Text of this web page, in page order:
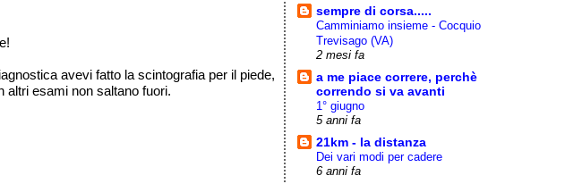
avevi fatto la scintografia per il piede,
altri esami non saltano fuori.
sempre di corsa.....
Camminiamo insieme - Cocquio
Trevisago (VA)
2 mesi fa
a me piace correre, perchè
correndo si va avanti
1° giugno
5 anni fa
21km - la distanza
Dei vari modi per cadere
6 anni fa